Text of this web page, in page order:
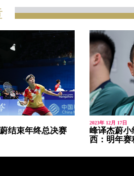
结束年终总决赛
2023年 12月 17日
峰译杰蔚小
西：明年赛